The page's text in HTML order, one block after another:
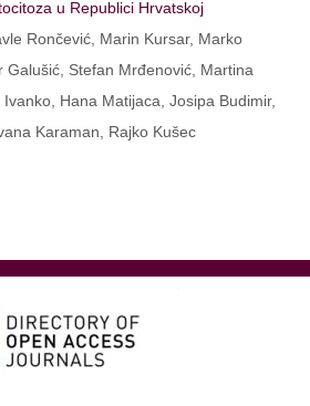
u Republici Hrvatskoj
Rončević, Marin Kursar, Marko
Galušić, Stefan Mrđenović, Martina
Hana Matijaca, Josipa Budimir,
Karaman, Rajko Kušec